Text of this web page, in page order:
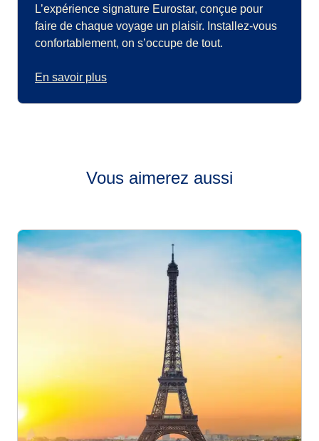
L’expérience signature Eurostar, conçue pour
faire de chaque voyage un plaisir. Installez-vous
confortablement, on s’occupe de tout.
En savoir plus
Vous aimerez aussi